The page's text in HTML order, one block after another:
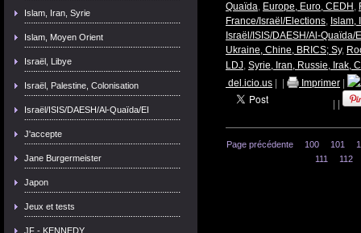
Islam, Iran, Syrie
Islam, Moyen Orient
Israël, Libye
Israël, Palestine, Colonisation
Israël/ISIS/DAESH/Al-Quaïda/EI
J'accepte
Jane Burgermeister
Japon
Jeux et tests
JF - KENNEDY
Quaïda, Europe, Euro, CEDH ,
France/Israël/Elections, Islam,
Israël/ISIS/DAESH/Al-Quaïda/
Ukraine, Chine, BRICS; Sy,
LDJ, Syrie, Iran, Russie, Irak,
del.icio.us
Imprimer
Page précédente 100 101
111
112